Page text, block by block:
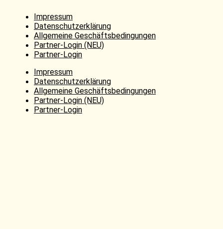
Impressum
Datenschutzerklärung
Allgemeine Geschäftsbedingungen
Partner-Login (NEU)
Partner-Login
Impressum
Datenschutzerklärung
Allgemeine Geschäftsbedingungen
Partner-Login (NEU)
Partner-Login